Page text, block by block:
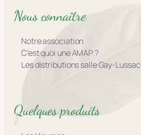
Nous connaître
Notre association
C’est quoi une AMAP ?
Les distributions salle Gay-Lussac
Quelques produits